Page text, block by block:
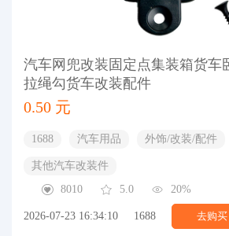
汽车网兜改装固定点集装箱货车
拉绳勾货车改装配件
0.50 元
1688 汽车用品 外饰/改装/配件
其他汽车改装件
8010
5.0 20%
2026-07-23 16:34:10 1688 去购买